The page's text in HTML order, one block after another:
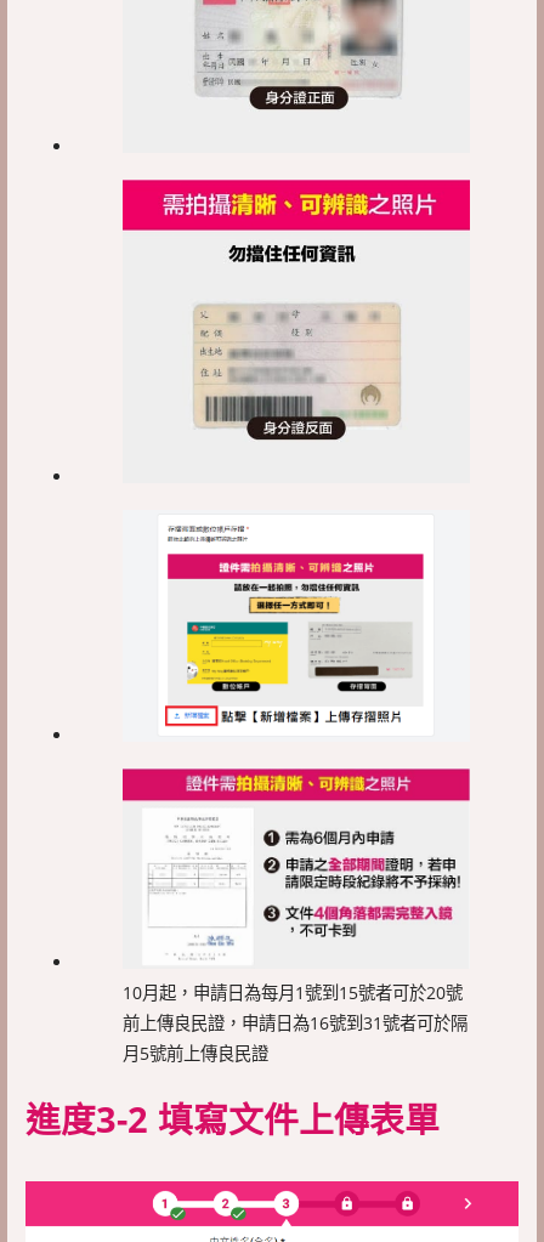
10月起，申請日為每月1號到15號者可於20號
前上傳良民證，申請日為16號到31號者可於隔
月5號前上傳良民證
進度3-2 填寫文件上傳表單